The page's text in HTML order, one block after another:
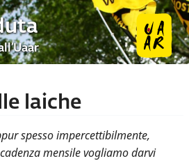
laiche
spesso impercettibilmente,
mensile vogliamo darvi